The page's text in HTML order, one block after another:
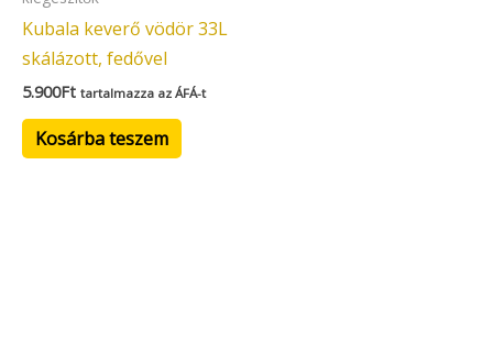
Kubala keverő vödör 33L
skálázott, fedővel
5.900Ft tartalmazza az ÁFÁ-t
Kosárba teszem